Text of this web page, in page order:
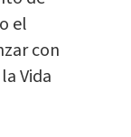
el
con
Vida